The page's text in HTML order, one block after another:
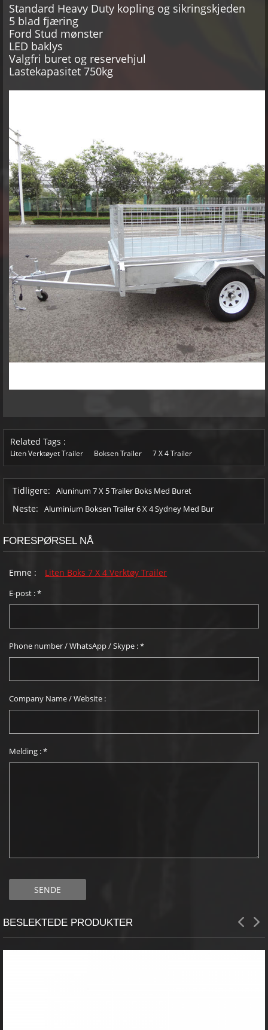
Standard Heavy Duty kopling og sikringskjeden
5 blad fjæring
Ford Stud mønster
LED baklys
Valgfri buret og reservehjul
Lastekapasitet 750kg
Related Tags :
Liten Verktøyet Trailer Boksen Trailer 7 X 4 Trailer
Tidligere: Aluninum 7 X 5 Trailer Boks Med Buret
Neste: Aluminium Boksen Trailer 6 X 4 Sydney Med Bur
FORESPØRSEL NÅ
Emne : Liten Boks 7 X 4 Verktøy Trailer
E-post :*
Phone number / WhatsApp / Skype :*
Company Name / Website :
Melding :*
BESLEKTEDE PRODUKTER